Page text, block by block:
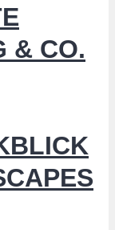
& CO.